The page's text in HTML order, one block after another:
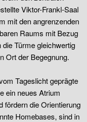
Viktor-Frankl-Saal
mit den angrenzenden
Raums mit Bezug
Türme gleichwertig
Ort der Begegnung.
Tageslicht geprägte
ein neues Atrium
fördern die Orientierung
Homebases, sind in